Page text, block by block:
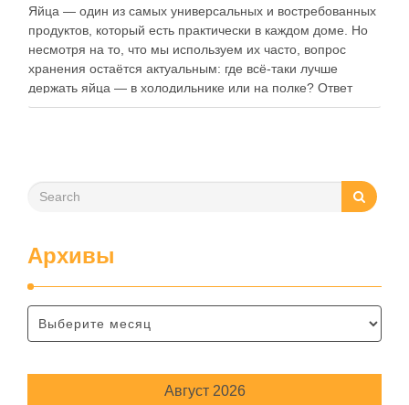
Яйца — один из самых универсальных и востребованных
продуктов, который есть практически в каждом доме. Но
несмотря на то, что мы используем их часто, вопрос
хранения остаётся актуальным: где всё-таки лучше
держать яйца — в холодильнике или на полке? Ответ
зависит от нескольких факторов, включая температуру
Архивы
Август 2026